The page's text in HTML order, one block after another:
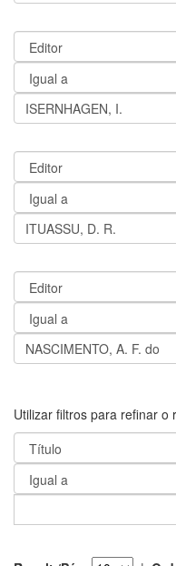
Utilizar filtros para refinar o